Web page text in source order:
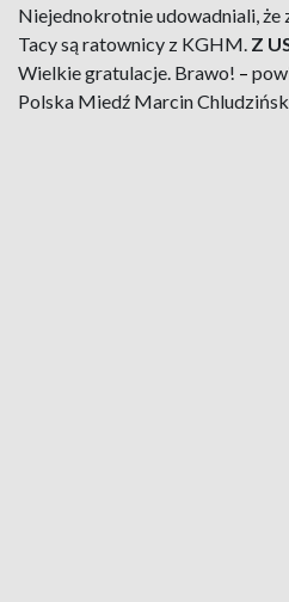
Niejednokrotnie udowadniali, że
Tacy są ratownicy z KGHM. Z
Wielkie gratulacje. Brawo! –
Polska Miedź Marcin